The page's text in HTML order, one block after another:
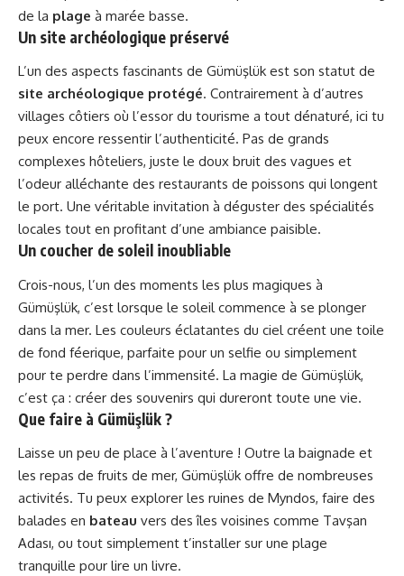
de la plage à marée basse.
Un site archéologique préservé
L’un des aspects fascinants de Gümüşlük est son statut de
site archéologique protégé. Contrairement à d’autres
villages côtiers où l’essor du tourisme a tout dénaturé, ici tu
peux encore ressentir l’authenticité. Pas de grands
complexes hôteliers, juste le doux bruit des vagues et
l’odeur alléchante des restaurants de poissons qui longent
le port. Une véritable invitation à déguster des spécialités
locales tout en profitant d’une ambiance paisible.
Un coucher de soleil inoubliable
Crois-nous, l’un des moments les plus magiques à
Gümüşlük, c’est lorsque le soleil commence à se plonger
dans la mer. Les couleurs éclatantes du ciel créent une toile
de fond féerique, parfaite pour un selfie ou simplement
pour te perdre dans l’immensité. La magie de Gümüşlük,
c’est ça : créer des souvenirs qui dureront toute une vie.
Que faire à Gümüşlük ?
Laisse un peu de place à l’aventure ! Outre la baignade et
les repas de fruits de mer, Gümüşlük offre de nombreuses
activités. Tu peux explorer les ruines de Myndos, faire des
balades en bateau vers des îles voisines comme Tavşan
Adası, ou tout simplement t’installer sur une plage
tranquille pour lire un livre.